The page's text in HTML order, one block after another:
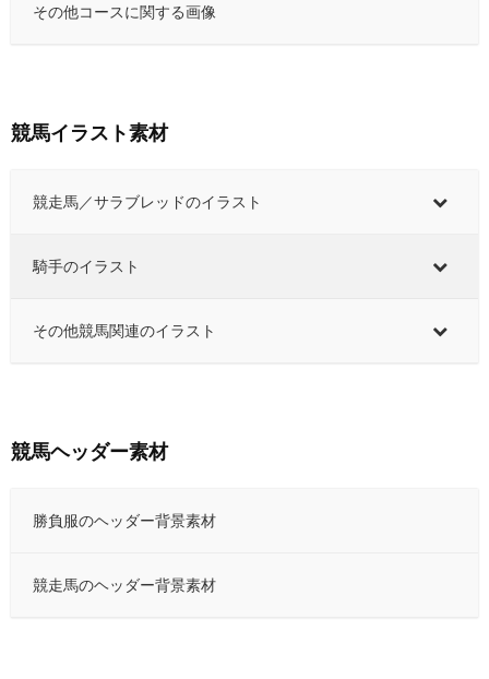
その他コースに関する画像
競馬イラスト素材
競走馬／サラブレッドのイラスト
騎手のイラスト
その他競馬関連のイラスト
競馬ヘッダー素材
勝負服のヘッダー背景素材
競走馬のヘッダー背景素材